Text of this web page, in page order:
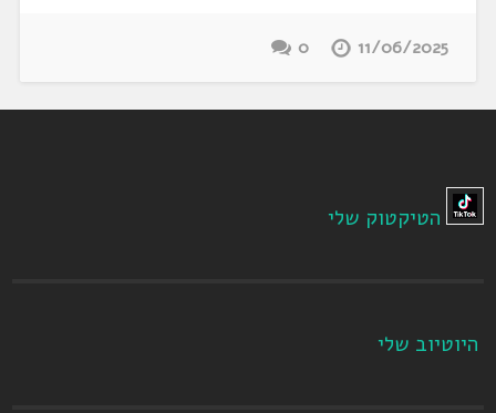
11/06/2025
0
הטיקטוק שלי
היוטיוב שלי